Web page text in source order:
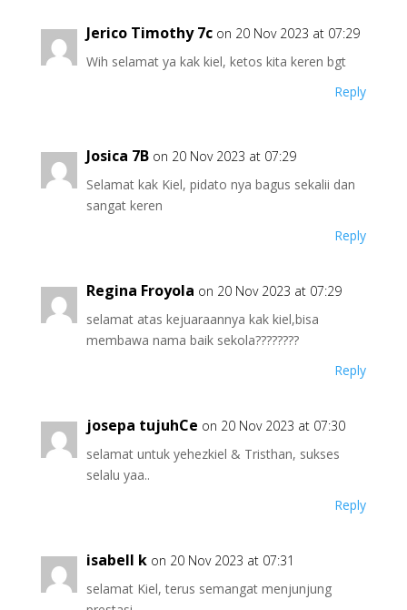
Jerico Timothy 7c on 20 Nov 2023 at 07:29
Wih selamat ya kak kiel, ketos kita keren bgt
Reply
Josica 7B on 20 Nov 2023 at 07:29
Selamat kak Kiel, pidato nya bagus sekalii dan
sangat keren
Reply
Regina Froyola on 20 Nov 2023 at 07:29
selamat atas kejuaraannya kak kiel,bisa
membawa nama baik sekola????????
Reply
josepa tujuhCe on 20 Nov 2023 at 07:30
selamat untuk yehezkiel & Tristhan, sukses
selalu yaa..
Reply
isabell k on 20 Nov 2023 at 07:31
selamat Kiel, terus semangat menjunjung